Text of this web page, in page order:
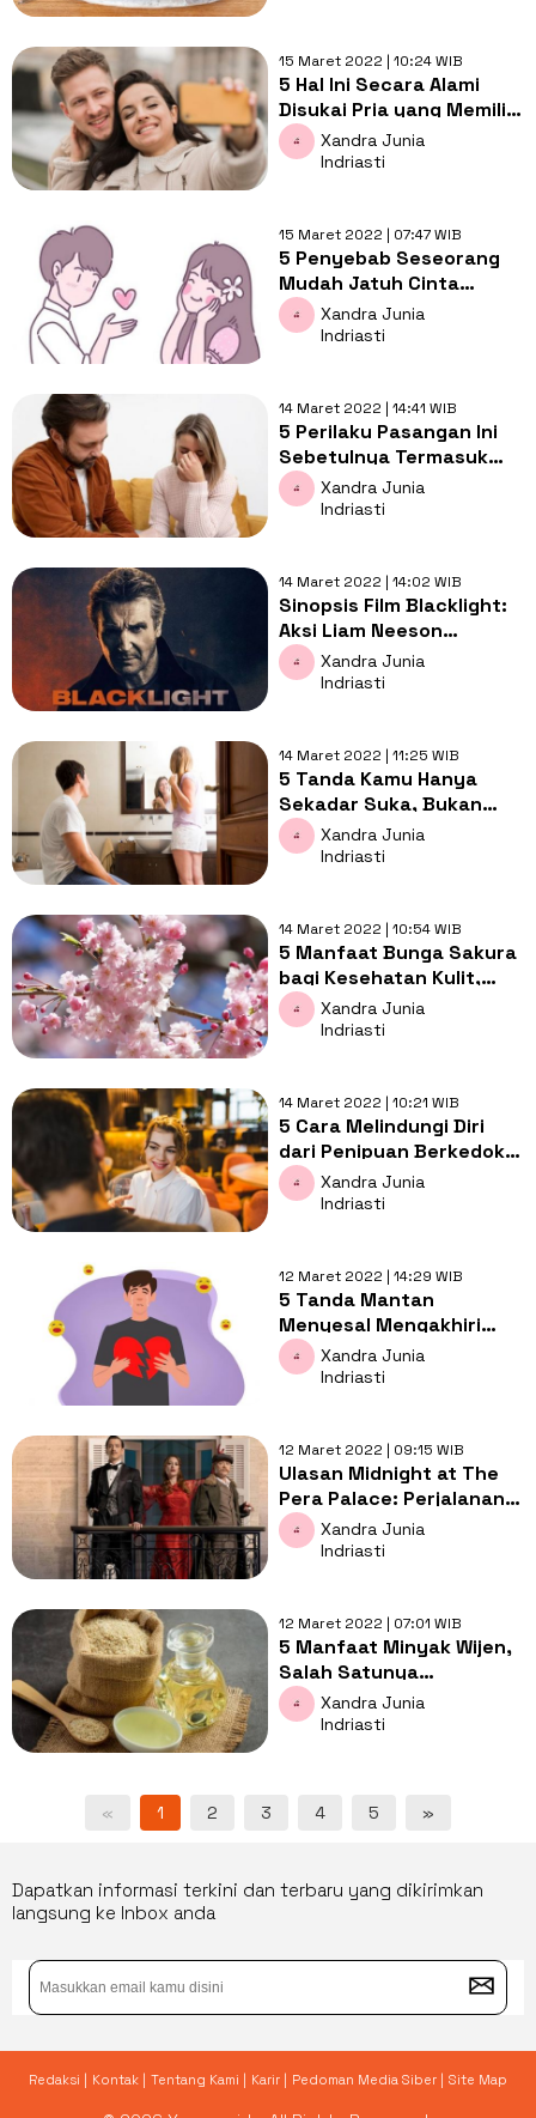
15 Maret 2022 | 10:24 WIB
5 Hal Ini Secara Alami
Disukai Pria yang Memiliki
Ketulusan Cinta
Xandra Junia
Indriasti
15 Maret 2022 | 07:47 WIB
5 Penyebab Seseorang
Mudah Jatuh Cinta
dengan Orang Lain
Xandra Junia
Indriasti
14 Maret 2022 | 14:41 WIB
5 Perilaku Pasangan Ini
Sebetulnya Termasuk
Manipulatif, Sadar Tidak?
Xandra Junia
Indriasti
14 Maret 2022 | 14:02 WIB
Sinopsis Film Blacklight:
Aksi Liam Neeson
Menghadapi Operasi
Rahasia di Amerika
Xandra Junia
Indriasti
14 Maret 2022 | 11:25 WIB
5 Tanda Kamu Hanya
Sekadar Suka, Bukan
Benar-Benar Mencintai
Pasangan
Xandra Junia
Indriasti
14 Maret 2022 | 10:54 WIB
5 Manfaat Bunga Sakura
bagi Kesehatan Kulit,
Salah Satunya Bisa
Mencerahkan
Xandra Junia
Indriasti
14 Maret 2022 | 10:21 WIB
5 Cara Melindungi Diri
dari Penipuan Berkedok
Cinta Situs Kencan
Online
Xandra Junia
Indriasti
12 Maret 2022 | 14:29 WIB
5 Tanda Mantan
Menyesal Mengakhiri
Hubungan, Apakah Kamu
Menyadarinya?
Xandra Junia
Indriasti
12 Maret 2022 | 09:15 WIB
Ulasan Midnight at The
Pera Palace: Perjalanan
Waktu ke Turki di Tahun
1919
Xandra Junia
Indriasti
12 Maret 2022 | 07:01 WIB
5 Manfaat Minyak Wijen,
Salah Satunya
Melindungi Kulit dari
Sinar Matahari
Xandra Junia
Indriasti
« 1 2 3 4 5 »
Dapatkan informasi terkini dan terbaru yang dikirimkan
langsung ke Inbox anda
Redaksi | Kontak | Tentang Kami | Karir | Pedoman Media Siber | Site Map